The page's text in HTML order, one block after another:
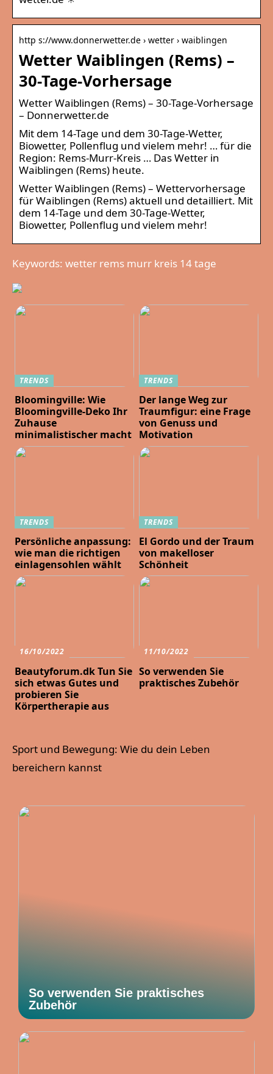
http s://www.donnerwetter.de › wetter › waiblingen
Wetter Waiblingen (Rems) –
30-Tage-Vorhersage
Wetter Waiblingen (Rems) – 30-Tage-Vorhersage
– Donnerwetter.de
Mit dem 14-Tage und dem 30-Tage-Wetter,
Biowetter, Pollenflug und vielem mehr! … für die
Region: Rems-Murr-Kreis … Das Wetter in
Waiblingen (Rems) heute.
Wetter Waiblingen (Rems) – Wettervorhersage
für Waiblingen (Rems) aktuell und detailliert. Mit
dem 14-Tage und dem 30-Tage-Wetter,
Biowetter, Pollenflug und vielem mehr!
Keywords: wetter rems murr kreis 14 tage
TRENDS
Bloomingville: Wie
Bloomingville-Deko Ihr
Zuhause
minimalistischer macht
TRENDS
Der lange Weg zur
Traumfigur: eine Frage
von Genuss und
Motivation
TRENDS
Persönliche anpassung:
wie man die richtigen
einlagensohlen wählt
TRENDS
El Gordo und der Traum
von makelloser
Schönheit
16/10/2022
Beautyforum.dk Tun Sie
sich etwas Gutes und
probieren Sie
Körpertherapie aus
11/10/2022
So verwenden Sie
praktisches Zubehör
Sport und Bewegung: Wie du dein Leben
bereichern kannst
So verwenden Sie praktisches
Zubehör